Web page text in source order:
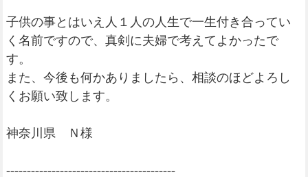
子供の事とはいえ人１人の人生で一生付き合ってい
く名前ですので、真剣に夫婦で考えてよかったで
す。
また、今後も何かありましたら、相談のほどよろし
くお願い致します。
神奈川県 Ｎ様
-----------------------------------------